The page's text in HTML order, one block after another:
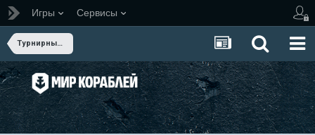
Игры Сервисы
Турнирный клуб